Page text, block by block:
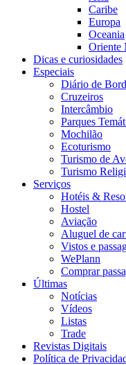
Caribe
Europa
Oceania
Oriente
Dicas e curiosidades
Especiais
Diário de
Cruzeiros
Intercâmbio
Parques
Mochilão
Ecoturismo
Turismo de
Turismo
Serviços
Hotéis &
Hostel
Aviação
Aluguel de
Vistos e
WePlann
Comprar
Últimas
Notícias
Vídeos
Listas
Trade
Revistas Digitais
Política de